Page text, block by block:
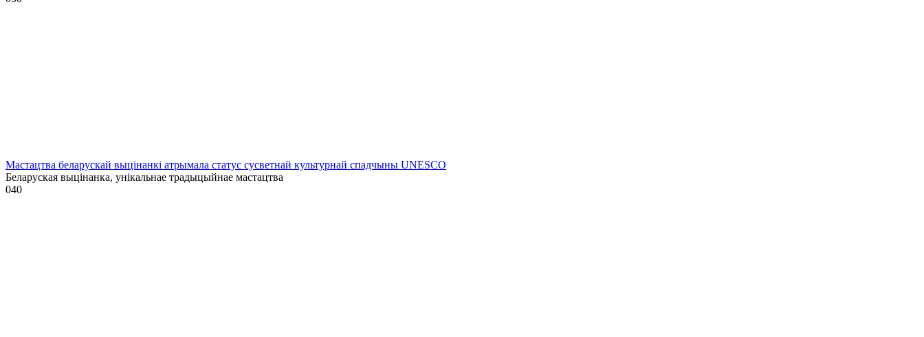
Мастацтва беларускай выцінанкі атрымала статус сусветнай культурнай спадчыны UNESCO
Беларуская выцінанка, унікальнае традыцыйнае мастацтва
040